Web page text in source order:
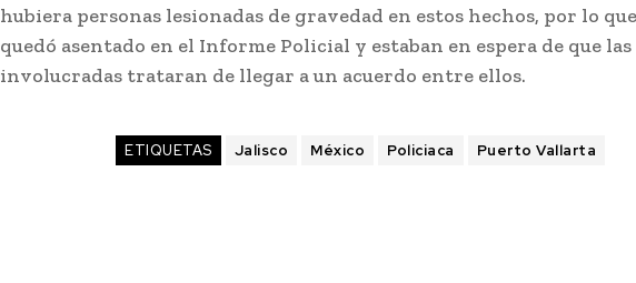
hubiera personas lesionadas de gravedad en estos hechos, por lo
quedó asentado en el Informe Policial y estaban en espera de que
involucradas trataran de llegar a un acuerdo entre ellos.
ETIQUETAS Jalisco México Policiaca Puerto Vallarta